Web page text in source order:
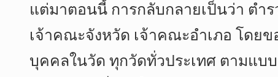
แต่มาตอนนี้ การกลับกลายเป็นว่า ตำ
เจ้าคณะจังหวัด เจ้าคณะอำเภอ โดย
บุคคลในวัด ทุกวัดทั่วประเทศ ตามแบ